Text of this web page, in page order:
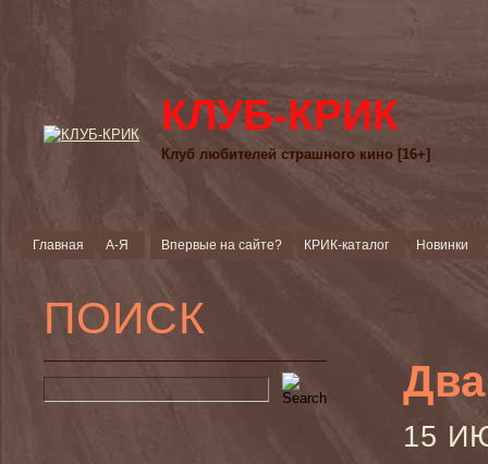
КЛУБ-КРИК
Клуб любителей страшного кино [16+]
Главная А-Я Впервые на сайте? КРИК-каталог Новинки
ПОИСК
15